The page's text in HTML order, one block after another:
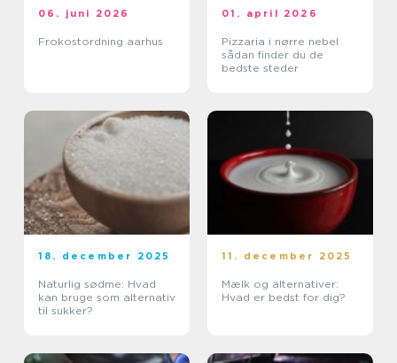
06. juni 2026
Frokostordning aarhus
01. april 2026
Pizzaria i nørre nebel
sådan finder du de
bedste steder
18. december 2025
Naturlig sødme: Hvad
kan bruge som alternativ
til sukker?
11. december 2025
Mælk og alternativer:
Hvad er bedst for dig?